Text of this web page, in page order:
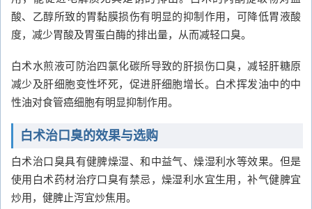
酸、乙醇所致的胃黏膜损伤有明显的抑制作用，可降低胃液酸
度，减少胃酸及胃蛋白酶的排出量，从而减轻口臭。
白术水煎液可防治四氯化碳所导致的肝损伤口臭，减轻肝糖原
减少及肝细胞变性坏死，促进肝细胞增长。白术挥发油中的中
性油对食管癌细胞有明显抑制作用。
白术治口臭的效果与选购
白术治口臭具有健脾燥湿、和中益气、燥湿利水等效果。但是
使用白术药材治疗口臭有禁忌，燥湿利水宜生用，补气健脾宜
炒用，健脾止泻宜炒焦用。